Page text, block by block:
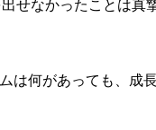
せなかったことは
は何があっても、成